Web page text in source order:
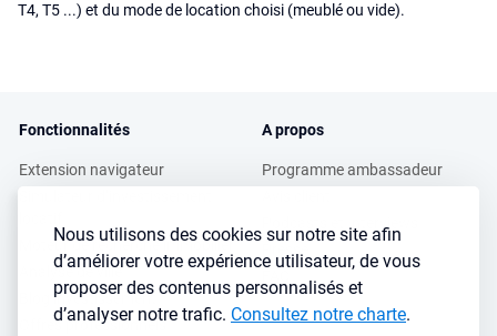
Nous utilisons des cookies sur notre site afin
d’améliorer votre expérience utilisateur, de vous
proposer des contenus personnalisés et
d’analyser notre trafic. Consultez notre charte.
T4, T5 ...) et du mode de location choisi (meublé ou vide).
Fonctionnalités
Extension navigateur
Moteur de recherche immobilier
Analyse de ville
Blog investissement
Offres professionnels
A propos
Programme ambassadeur